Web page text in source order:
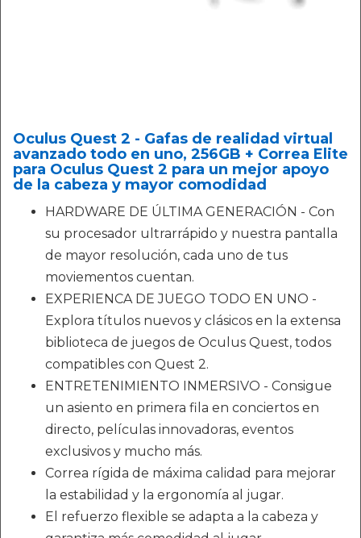
Oculus Quest 2 - Gafas de realidad virtual
avanzado todo en uno, 256GB + Correa Elite
para Oculus Quest 2 para un mejor apoyo
de la cabeza y mayor comodidad
HARDWARE DE ÚLTIMA GENERACIÓN - Con
su procesador ultrarrápido y nuestra pantalla
de mayor resolución, cada uno de tus
moviementos cuentan.
EXPERIENCA DE JUEGO TODO EN UNO -
Explora títulos nuevos y clásicos en la extensa
biblioteca de juegos de Oculus Quest, todos
compatibles con Quest 2.
ENTRETENIMIENTO INMERSIVO - Consigue
un asiento en primera fila en conciertos en
directo, películas innovadoras, eventos
exclusivos y mucho más.
Correa rígida de máxima calidad para mejorar
la estabilidad y la ergonomía al jugar.
El refuerzo flexible se adapta a la cabeza y